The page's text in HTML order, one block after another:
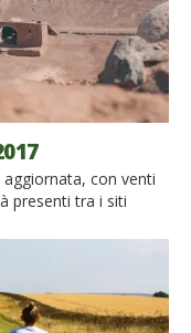
con venti
presenti tra i siti
diffusi in tutto il
di […]